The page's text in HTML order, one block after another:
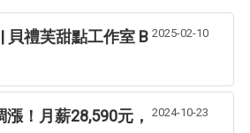
貝禮芙甜點工作室 B 2025-02-10
！月薪28,590元，
2024-10-23